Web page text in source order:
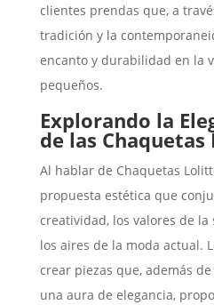
clientes prendas que, a
tradición y la
encanto y durabilidad en la
pequeños.
Explorando la
de las
Al hablar de Chaquetas
propuesta estética que
creatividad, los valores de
los aires de la moda actual.
crear piezas que, además
una aura de elegancia,